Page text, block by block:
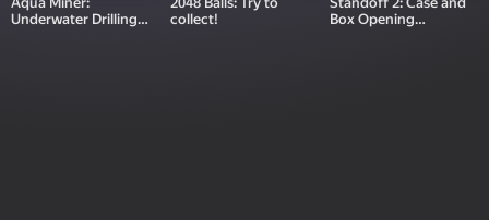
Underwater Drilling
collect!
Box Opening